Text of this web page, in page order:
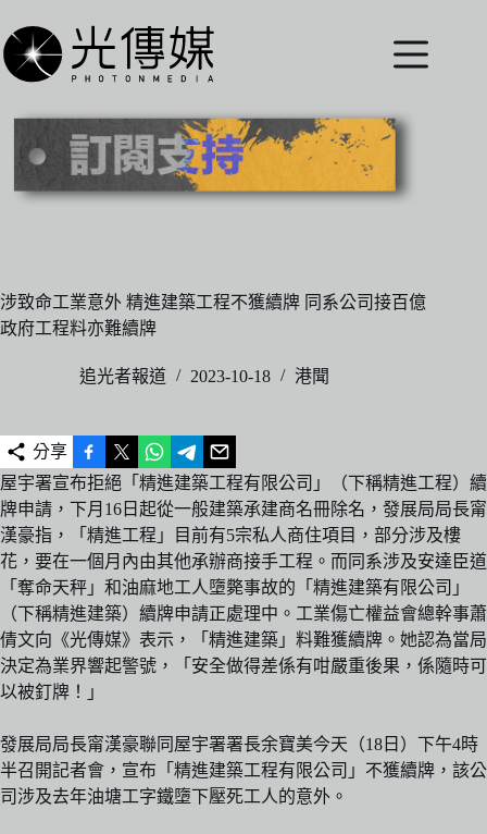
至
主
內
涉致命工業意外 精進建築工程不獲續牌 同系公司接百億
政府工程料亦難續牌
追光者報道 2023-10-18 港聞
分享
屋宇署宣布拒絕「精進建築工程有限公司」（下稱精進工程）續
牌申請，下月16日起從一般建築承建商名冊除名，發展局局長甯
漢豪指，「精進工程」目前有5宗私人商住項目，部分涉及樓
花，要在一個月內由其他承辦商接手工程。而同系涉及安達臣道
「奪命天秤」和油麻地工人墮斃事故的「精進建築有限公司」
（下稱精進建築）續牌申請正處理中。工業傷亡權益會總幹事蕭
倩文向《光傳媒》表示，「精進建築」料難獲續牌。她認為當局
決定為業界響起警號，「安全做得差係有咁嚴重後果，係隨時可
以被釘牌！」
發展局局長甯漢豪聯同屋宇署署長余寶美今天（18日）下午4時
半召開記者會，宣布「精進建築工程有限公司」不獲續牌，該公
司涉及去年油塘工字鐵墮下壓死工人的意外。